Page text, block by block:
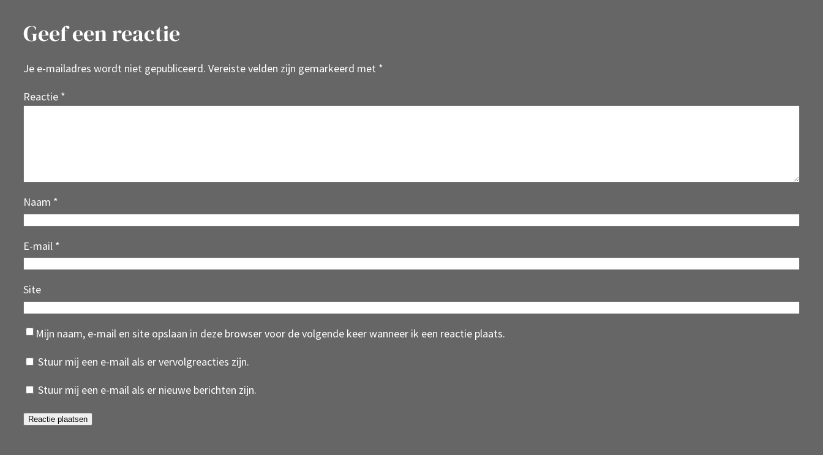
Geef een reactie
Je e-mailadres wordt niet gepubliceerd. Vereiste velden zijn gemarkeerd met *
Reactie *
Naam *
E-mail *
Site
Mijn naam, e-mail en site opslaan in deze browser voor de volgende keer wanneer ik een reactie plaats.
Stuur mij een e-mail als er vervolgreacties zijn.
Stuur mij een e-mail als er nieuwe berichten zijn.